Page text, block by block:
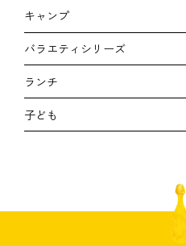
キャンプ
バラエティシリーズ
ランチ
子ども